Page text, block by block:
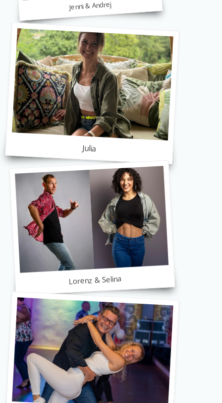
Jenni & Andrej
Julia
Lorenz & Selina